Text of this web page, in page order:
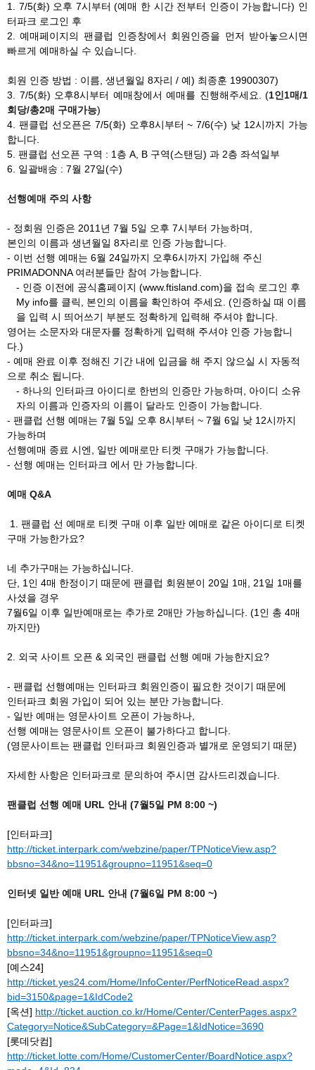
1. 7/5(화) 오후 7시부터 (예매 한 시간 전부터 인증이 가능합니다) 인
터파크 로그인 후
2. 예매페이지의 팬클럽 인증창에서 회원인증을 먼저 받아놓으시면
빠르게 예매하실 수 있습니다.
회원 인증 방법 : 이름, 생년월일 8자리 / 예) 최종훈 19900307)
3. 7/5(화) 오후8시부터 예매창에서 예매를 진행해주세요. (1인1매/1
회당/총2매 구매가능)
4. 팬클럽 선오픈은 7/5(화) 오후8시부터 ~ 7/6(수) 낮 12시까지 가능
합니다.
5. 팬클럽 선오픈 구역 : 1층 A, B 구역(스탠딩) 과 2층 좌석일부
6. 일괄배송 : 7월 27일(수)
선행예매 주의 사항
- 정회원 인증은 2011년 7월 5일 오후 7시부터 가능하며,
본인의 이름과 생년월일 8자리로 인증 가능합니다.
- 이번 선행 예매는 6월 24일까지 오후6시까지 가입해 주신
PRIMADONNA 여러분들만 참여 가능합니다.
- 인증 이전에 공식홈페이지 (www.ftisland.com)을 접속 로그인 후
My info를 클릭, 본인의 이름을 확인하여 주세요. (인증하실 때 이름
을 입력 시 띄어쓰기 부분도 정확하게 입력해 주셔야 합니다.
영어는 소문자와 대문자를 정확하게 입력해 주셔야 인증 가능합니
다.)
- 예매 완료 이후 정해진 기간 내에 입금을 해 주지 않으실 시 자동적
으로 취소 됩니다.
- 하나의 인터파크 아이디로 한번의 인증만 가능하며, 아이디 소유
자의 이름과 인증자의 이름이 달라도 인증이 가능합니다.
- 팬클럽 선행 예매는 7월 5일 오후 8시부터 ~ 7월 6일 낮 12시까지
가능하며
선행예매 종료 시엔, 일반 예매로만 티켓 구매가 가능합니다.
- 선행 예매는 인터파크 에서 만 가능합니다.
예매 Q&A
1. 팬클럽 선 예매로 티켓 구매 이후 일반 예매로 같은 아이디로 티켓
구매 가능한가요?
네 추가구매는 가능하십니다.
단, 1인 4매 한정이기 때문에 팬클럽 회원분이 20일 1매, 21일 1매를
사셨을 경우
7월6일 이후 일반예매로는 추가로 2매만 가능하십니다. (1인 총 4매
까지만)
2. 외국 사이트 오픈 & 외국인 팬클럽 선행 예매 가능한지요?
- 팬클럽 선행예매는 인터파크 회원인증이 필요한 것이기 때문에
인터파크 회원 가입이 되어 있는 분만 가능합니다.
- 일반 예매는 영문사이트 오픈이 가능하나,
선행 예매는 영문사이트 오픈이 불가하다고 합니다.
(영문사이트는 팬클럽 인터파크 회원인증과 별개로 운영되기 때문)
자세한 사항은 인터파크로 문의하여 주시면 감사드리겠습니다.
팬클럽 선행 예매 URL 안내 (7월5일 PM 8:00 ~)
[인터파크]
http://ticket.interpark.com/webzine/paper/TPNoticeView.asp?
bbsno=34&no=11951&groupno=11951&seq=0
인터넷 일반 예매 URL 안내 (7월6일 PM 8:00 ~)
[인터파크]
http://ticket.interpark.com/webzine/paper/TPNoticeView.asp?
bbsno=34&no=11951&groupno=11951&seq=0
[예스24]
http://ticket.yes24.com/Home/InfoCenter/PerfNoticeRead.aspx?
bid=3150&page=1&IdCode2
[옥션] http://ticket.auction.co.kr/Home/Center/CenterPages.aspx?
Category=Notice&SubCategory=&Page=1&IdNotice=3690
[롯데닷컴]
http://ticket.lotte.com/Home/CustomerCenter/BoardNotice.aspx?